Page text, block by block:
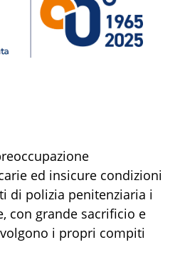
ed insicure condizioni
di polizia penitenziaria i
con grande sacrificio e
i propri compiti